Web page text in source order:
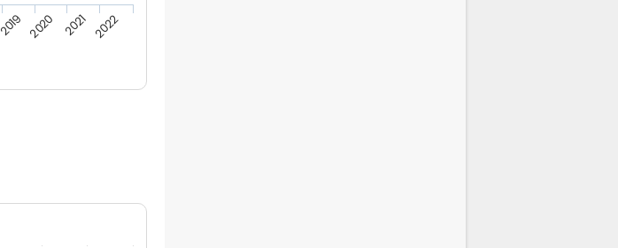
2019 2020 2021 2022